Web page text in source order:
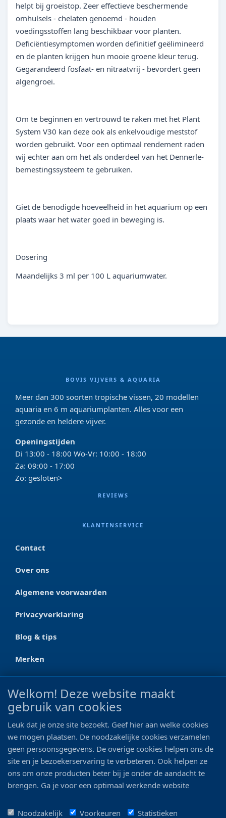
helpt bij groeistop. Zeer effectieve beschermende
omhulsels - chelaten genoemd - houden
voedingsstoffen lang beschikbaar voor planten.
Deficiëntiesymptomen worden definitief geëlimineerd
en de planten krijgen hun mooie groene kleur terug.
Gegarandeerd fosfaat- en nitraatvrij - bevordert geen
algengroei.
Om te beginnen en vertrouwd te raken met het Plant
System V30 kan deze ook als enkelvoudige meststof
worden gebruikt. Voor een optimaal rendement raden
wij echter aan om het als onderdeel van het Dennerle-
bemestingssysteem te gebruiken.
Giet de benodigde hoeveelheid in het aquarium op een
plaats waar het water goed in beweging is.
Dosering
Maandelijks 3 ml per 100 L aquariumwater.
BOVIS VIJVERS & AQUARIA
Meer dan 300 soorten tropische vissen, 20 modellen
aquaria en 6 m aquariumplanten. Alles voor een
gezonde en heldere vijver.
Openingstijden
Di 13:00 - 18:00 Wo-Vr: 10:00 - 18:00
Za: 09:00 - 17:00
Zo: gesloten>
REVIEWS
KLANTENSERVICE
Contact
Over ons
Algemene voorwaarden
Privacyverklaring
Blog & tips
Merken
CONTACT
Ootmarsumseweg 125a
0546 - 622 990
06 - 11 19 81 42
info@bo-vis.nl
Welkom! Deze website maakt
gebruik van cookies
Leuk dat je onze site bezoekt. Geef hier aan welke cookies
we mogen plaatsen. De noodzakelijke cookies verzamelen
geen persoonsgegevens. De overige cookies helpen ons de
site en je bezoekerservaring te verbeteren. Ook helpen ze
ons om onze producten beter bij je onder de aandacht te
brengen. Ga je voor een optimaal werkende website
Noodzakelijk
Voorkeuren Statistieken